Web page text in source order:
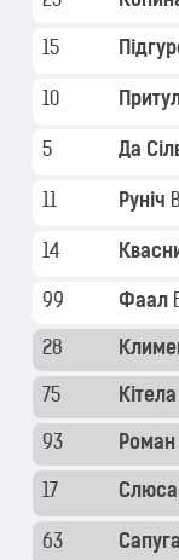
15
10
5 Да
11 Руніч
14
99 Фаал
28
75 Кітела
93 Роман
17
63 Сапуга